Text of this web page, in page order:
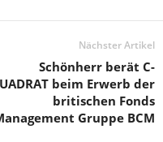
Nächster Artikel
Schönherr berät C-
beim Erwerb der
britischen Fonds
Gruppe BCM